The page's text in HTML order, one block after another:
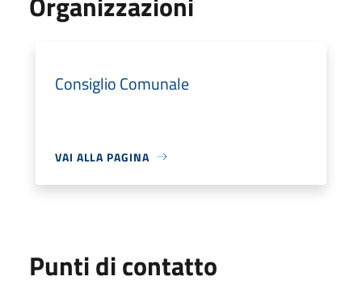
Consiglio Comunale
VAI ALLA PAGINA
Punti di contatto